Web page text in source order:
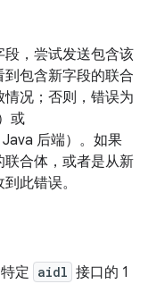
，尝试发送包含该
包含新字段的联合
况；否则，错误为
或
Java 后端）。如果
合体，或者是从新
此错误。
定 aidl 接口的 1